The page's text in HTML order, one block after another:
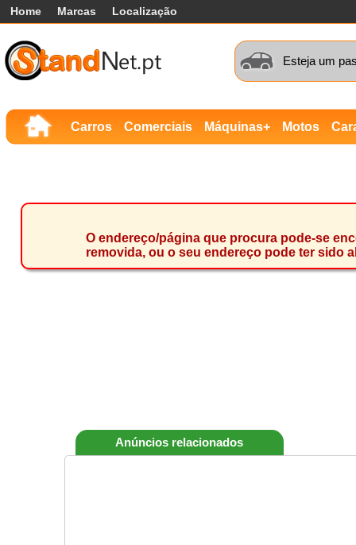
Home Marcas Localização
Esteja um
Carros Comerciais Máquinas+ Motos
O endereço/página que procura pode-se
removida, ou o seu endereço pode ter sido
Anúncios relacionados